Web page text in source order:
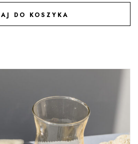
DO KOSZYKA
DO ULUBIONYCH